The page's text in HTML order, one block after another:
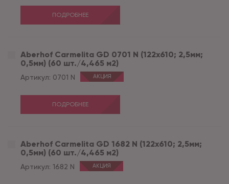
ПОДРОБНЕЕ
Aberhof Carmelita GD 0701 N (122x610; 2,5мм;
0,5мм) (60 шт./4,465 м2)
Артикул: 0701 N АКЦИЯ
ПОДРОБНЕЕ
Aberhof Carmelita GD 1682 N (122x610; 2,5мм;
0,5мм) (60 шт./4,465 м2)
Артикул: 1682 N АКЦИЯ